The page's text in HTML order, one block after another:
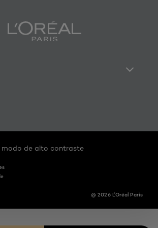
modo de alto contraste
@ 2026 L'Oréal Paris